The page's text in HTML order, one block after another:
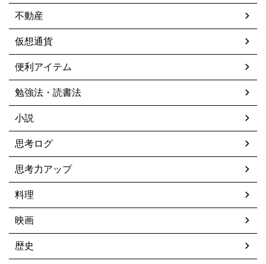
不動産
仮想通貨
便利アイテム
勉強法・読書法
小説
思考ログ
思考力アップ
料理
映画
歴史